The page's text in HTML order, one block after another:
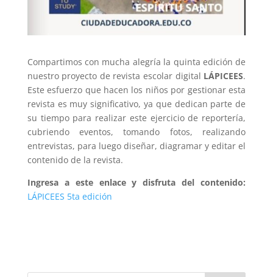
Compartimos con mucha alegría la quinta edición de
nuestro proyecto de revista escolar digital LÁPICEES.
Este esfuerzo que hacen los niños por gestionar esta
revista es muy significativo, ya que dedican parte de
su tiempo para realizar este ejercicio de reportería,
cubriendo eventos, tomando fotos, realizando
entrevistas, para luego diseñar, diagramar y editar el
contenido de la revista.
Ingresa a este enlace y disfruta del contenido:
LÁPICEES 5ta edición